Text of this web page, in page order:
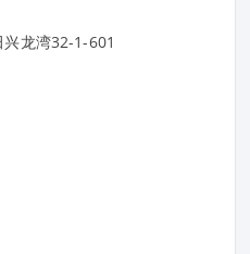
龙湾32-1-601